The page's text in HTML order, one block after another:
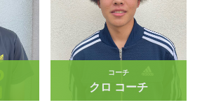
コーチ
クロ コーチ